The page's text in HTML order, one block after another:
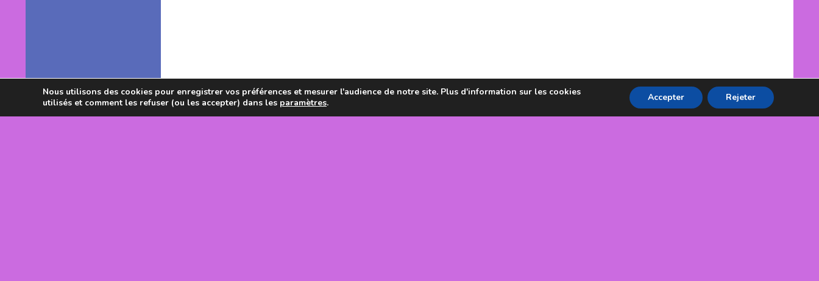
Nous utilisons des cookies pour enregistrer vos préférences et mesurer l'audience de notre site. Plus d'information sur les cookies
utilisés et comment les refuser (ou les accepter) dans les paramètres. Accepter Rejeter